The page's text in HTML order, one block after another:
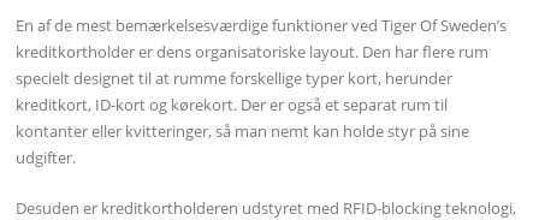
En af de mest bemærkelsesværdige funktioner ved Tiger Of Sweden’s
kreditkortholder er dens organisatoriske layout. Den har flere rum
specielt designet til at rumme forskellige typer kort, herunder
kreditkort, ID-kort og kørekort. Der er også et separat rum til
kontanter eller kvitteringer, så man nemt kan holde styr på sine
udgifter.
Desuden er kreditkortholderen udstyret med RFID-blocking teknologi,